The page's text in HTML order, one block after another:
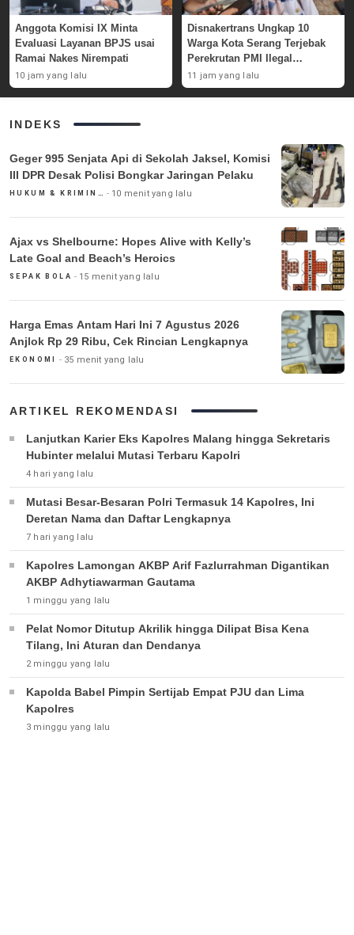
Anggota Komisi IX Minta
Evaluasi Layanan BPJS usai
Ramai Nakes Nirempati
10 jam yang lalu
Disnakertrans Ungkap 10
Warga Kota Serang Terjebak
Perekrutan PMI Ilegal
Sepanjang 2026
11 jam yang lalu
INDEKS
Geger 995 Senjata Api di Sekolah Jaksel, Komisi
III DPR Desak Polisi Bongkar Jaringan Pelaku
HUKUM & KRIMINAL 10 menit yang lalu
Ajax vs Shelbourne: Hopes Alive with Kelly’s
Late Goal and Beach’s Heroics
SEPAK BOLA 15 menit yang lalu
Harga Emas Antam Hari Ini 7 Agustus 2026
Anjlok Rp 29 Ribu, Cek Rincian Lengkapnya
EKONOMI 35 menit yang lalu
ARTIKEL REKOMENDASI
Lanjutkan Karier Eks Kapolres Malang hingga Sekretaris
Hubinter melalui Mutasi Terbaru Kapolri
4 hari yang lalu
Mutasi Besar-Besaran Polri Termasuk 14 Kapolres, Ini
Deretan Nama dan Daftar Lengkapnya
7 hari yang lalu
Kapolres Lamongan AKBP Arif Fazlurrahman Digantikan
AKBP Adhytiawarman Gautama
1 minggu yang lalu
Pelat Nomor Ditutup Akrilik hingga Dilipat Bisa Kena
Tilang, Ini Aturan dan Dendanya
2 minggu yang lalu
Kapolda Babel Pimpin Sertijab Empat PJU dan Lima
Kapolres
3 minggu yang lalu